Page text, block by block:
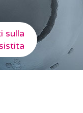
sulla